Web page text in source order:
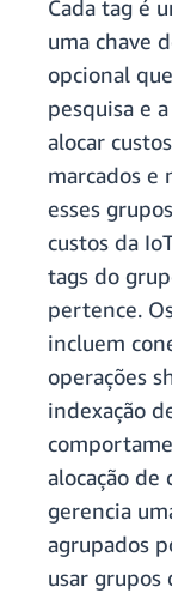
Cada tag é
uma chave
opcional
pesquisa e
alocar
marcados e
esses
custos da
tags do
pertence.
incluem
operações
indexação
alocação de
gerencia
agrupados
usar